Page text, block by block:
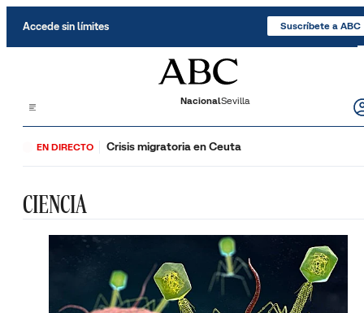
Accede sin límites Suscríbete a ABC
NacionalSevilla
EN DIRECTO Crisis migratoria en Ceuta
CIENCIA